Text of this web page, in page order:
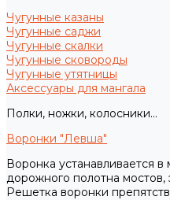
Чугунные казаны
Чугунные саджи
Чугунные скалки
Чугунные сковороды
Чугунные утятницы
Аксессуары для мангала
Полки, ножки, колосники...
Воронки "Левша"
Воронка устанавливается
дорожного полотна мостов,
Решетка воронки